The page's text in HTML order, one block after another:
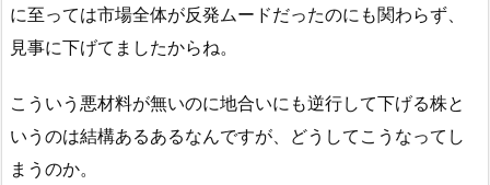
に至っては市場全体が反発ムードだったのにも関わらず、
見事に下げてましたからね。
こういう悪材料が無いのに地合いにも逆行して下げる株と
いうのは結構あるあるなんですが、どうしてこうなってし
まうのか。